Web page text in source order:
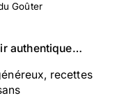
Goûter
authentique…
recettes